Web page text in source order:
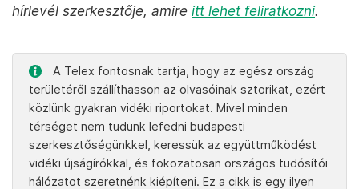
hírlevél szerkesztője, amire itt lehet feliratkozni.
A Telex fontosnak tartja, hogy az egész ország
területéről szállíthasson az olvasóinak sztorikat, ezért
közlünk gyakran vidéki riportokat. Mivel minden
térséget nem tudunk lefedni budapesti
szerkesztőségünkkel, keressük az együttműködést
vidéki újságírókkal, és fokozatosan országos tudósítói
hálózatot szeretnénk kiépíteni. Ez a cikk is egy ilyen